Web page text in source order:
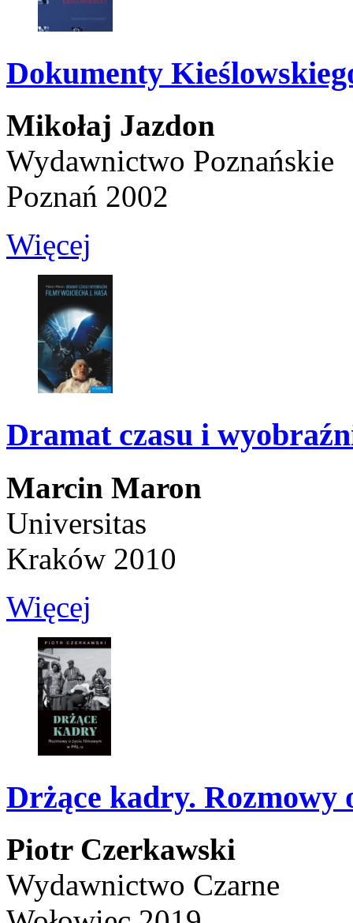
Dokumenty
Mikołaj Jazdon
Wydawnictwo Poznańskie
Poznań 2002
Więcej
Dramat czasu i
Marcin Maron
Universitas
Kraków 2010
Więcej
Drżące kadry.
Piotr Czerkawski
Wydawnictwo Czarne